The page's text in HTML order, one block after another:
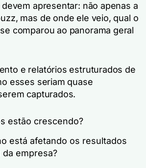
apresentar: não apenas a
mas de onde ele veio, qual o
comparou ao panorama geral
e relatórios estruturados de
esses seriam quase
capturados.
estão crescendo?
está afetando os resultados
empresa?